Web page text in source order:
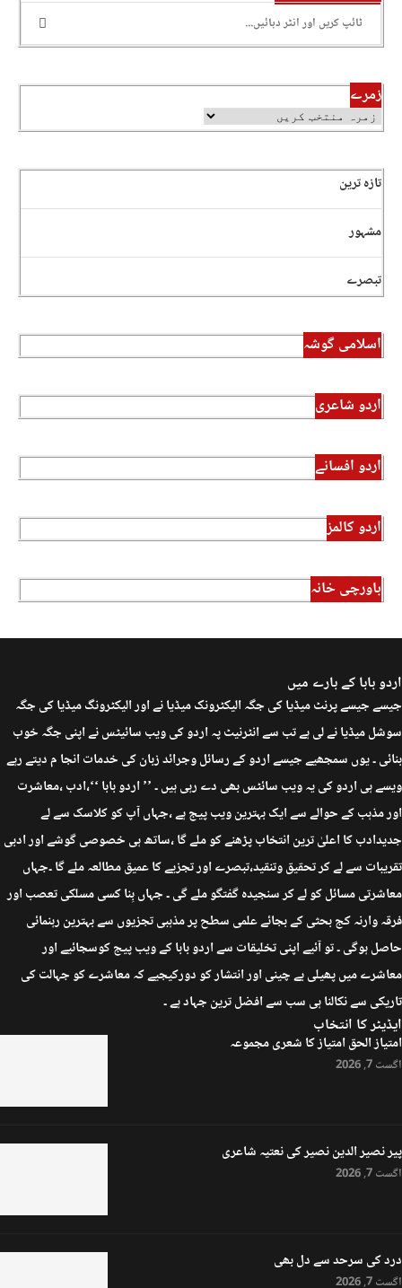
زمرے
تازہ ترین
مشہور
تبصرے
اسلامی گوشہ
اردو شاعری
اردو افسانے
اردو کالمز
باورچی خانہ
اردو بابا کے بارے میں
جیسے جیسے پرنٹ میڈیا کی جگہ الیکٹرونک میڈیا نے اور الیکٹرونگ میڈیا کی جگہ
سوشل میڈیا نے لی ہے تب سے انٹرنیٹ پہ اردو کی ویب سائیٹس نے اپنی جگہ خوب
بنائی ۔ یوں سمجھیے جیسے اردو کے رسائل وجرائد زبان کی خدمات انجا م دیتے رہے
ویسے ہی اردو کی یہ ویب سائٹس بھی دے رہی ہیں ۔ ’’ اردو بابا ‘‘،ادب ،معاشرت
اور مذہب کے حوالے سے ایک بہترین ویب پیج ہے ،جہاں آپ کو کلاسک سے لے
جدیدادب کا اعلیٰ ترین انتخاب پڑھنے کو ملے گا ،ساتھ ہی خصوصی گوشے اور ادبی
تقریبات سے لے کر تحقیق وتنقید،تبصرے اور تجزیے کا عمیق مطالعہ ملے گا ۔جہاں
معاشرتی مسائل کو لے کر سنجیدہ گفتگو ملے گی ۔ جہاں بِنا کسی مسلکی تعصب اور
فرقہ وارنہ کج بحثی کے بجائے علمی سطح پر مذہبی تجزیوں سے بہترین رہنمائی
حاصل ہوگی ۔ تو آئیے اپنی تخلیقات سے اردو بابا کے ویب پیج کوسجائیے اور
معاشرے میں پھیلی بے چینی اور انتشار کو دورکیجیے کہ معاشرے کو جہالت کی
تاریکی سے نکالنا ہی سب سے افضل ترین جہاد ہے ۔
ایڈیٹر کا انتخاب
امتیاز الحق امتیاز کا شعری مجموعہ
اگست 7, 2026
پیر نصیر الدین نصیر کی نعتیہ شاعری
اگست 7, 2026
درد کی سرحد سے دل بھی
اگست 7, 2026